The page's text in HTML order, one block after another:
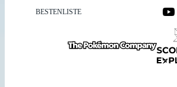
BESTENLISTE